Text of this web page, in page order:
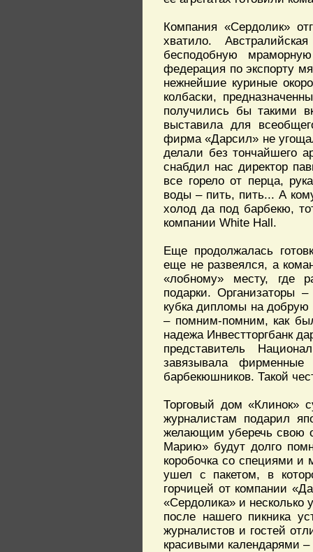
Компания «Сердолик»
хватило.
бесподобную
федерация по экспорту
нежнейшие куриные
колбаски,
получились бы такими
выставила для
фирма «Дарсил» не
делали без тончайшего
снабдил нас директор
все горело от перца,
воды – пить, пить... А
холод да под барбекю,
компании White Hall.
Еще продолжалась
еще не развеялся, а
«лобному» месту, где
подарки. Организаторы
кубка дипломы на добрую
– помним-помним, как
надежа Инвестторгбанк
представитель
завязывала
барбекюшников. Такой
Торговый дом «Клинок»
журналистам подарил
желающим уберечь свою
Марию» будут долго
коробочка со специями и
ушел с пакетом, в
горчицей от компании
«Сердолика» и несколько
после нашего пикника
журналистов и гостей
красивыми календарями